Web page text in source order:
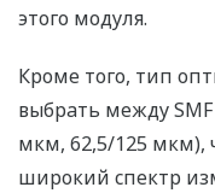
этого модуля.
Кроме того, тип
выбрать между
мкм, 62,5/125 мкм),
широкий спектр